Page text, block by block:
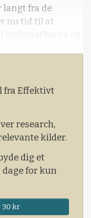
langt fra de
nu tid til at
og
er oplagte til
for lavt eller
fra Effektivt
research,
kilder.
dig et
for kun
30 kr